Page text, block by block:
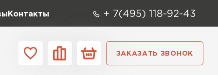
Контакты + 7(495) 118-92-43
ЗАКАЗАТЬ ЗВОНОК
Контакты